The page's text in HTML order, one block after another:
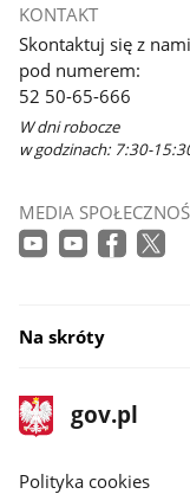
się
w
nowym
oknie
KONTAKT
Skontaktuj się z nami
pod numerem:
52 50-65-666
W dni robocze
w godzinach: 7:30-
MEDIA
Na skróty
stopka
gov.pl
Strona
gov.pl
gov.pl
Polityka cookies